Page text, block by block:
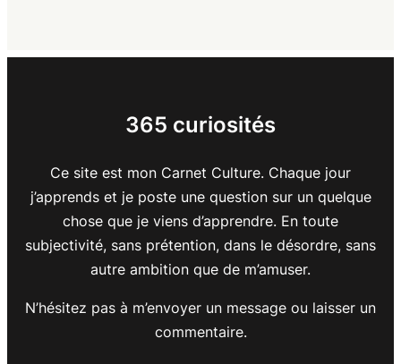
365 curiosités
Ce site est mon Carnet Culture. Chaque jour
j’apprends et je poste une question sur un quelque
chose que je viens d’apprendre. En toute
subjectivité, sans prétention, dans le désordre, sans
autre ambition que de m’amuser.
N’hésitez pas à m’envoyer un message ou laisser un
commentaire.